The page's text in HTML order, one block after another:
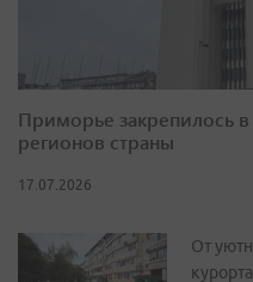
Приморье закрепилось
регионов страны
17.07.2026
От